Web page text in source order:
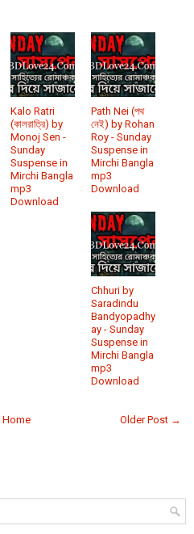
Kalo Ratri
(কালরাত্রি) by
Monoj Sen -
Sunday
Suspense in
Mirchi Bangla
mp3
Download
Path Nei (পথ
নেই) by Rohan
Roy - Sunday
Suspense in
Mirchi Bangla
mp3
Download
Chhuri by
Saradindu
Bandyopadhy
ay - Sunday
Suspense in
Mirchi Bangla
mp3
Download
Older Post →
Home